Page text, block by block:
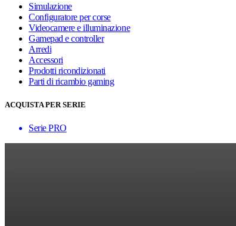
Simulazione
Configuratore per corse
Videocamere e illuminazione
Gamepad e controller
Arredi
Accessori
Prodotti ricondizionati
Parti di ricambio gaming
ACQUISTA PER SERIE
Serie PRO